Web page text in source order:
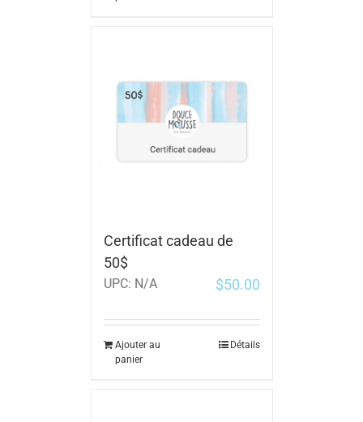
Certificat cadeau de
50$
UPC: N/A $50.00
Ajouter au
panier
Détails